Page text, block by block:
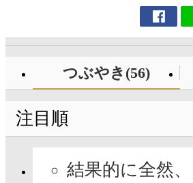
つぶやき(56)
注目順
結果的に全然